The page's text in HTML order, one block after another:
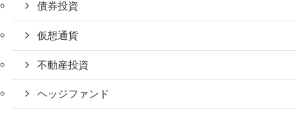
債券投資
仮想通貨
不動産投資
ヘッジファンド